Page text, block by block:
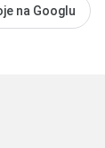
na Googlu